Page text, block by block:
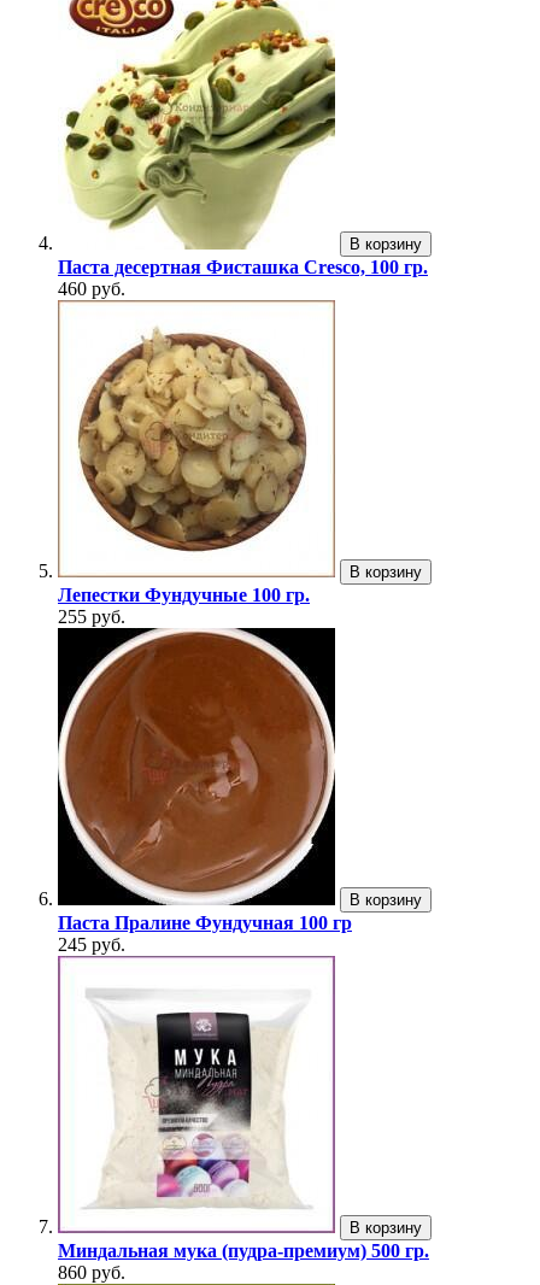
В корзину
Паста десертная Фисташка Cresco, 100 гр.
460 руб.
В корзину
Лепестки Фундучные 100 гр.
255 руб.
В корзину
Паста Пралине Фундучная 100 гр
245 руб.
В корзину
Миндальная мука (пудра-премиум) 500 гр.
860 руб.